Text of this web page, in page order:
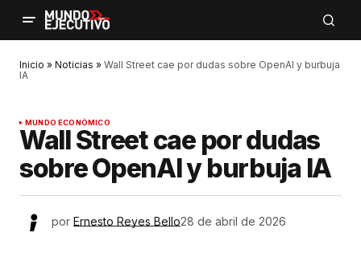
Inicio » Noticias » Wall Street cae por dudas sobre OpenAI y burbuja
IA
MUNDO ECONÓMICO
Wall Street cae por dudas
sobre OpenAI y burbuja IA
por Ernesto Reyes Bello28 de abril de 2026